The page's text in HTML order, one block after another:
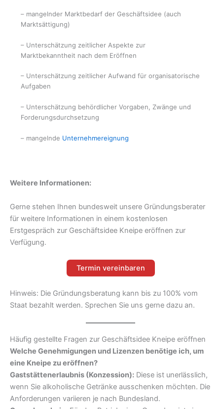
– mangelnder Marktbedarf der Geschäftsidee (auch
Marktsättigung)
– Unterschätzung zeitlicher Aspekte zur
Marktbekanntheit nach dem Eröffnen
– Unterschätzung zeitlicher Aufwand für organisatorische
Aufgaben
– Unterschätzung behördlicher Vorgaben, Zwänge und
Forderungsdurchsetzung
– mangelnde Unternehmereignung
Weitere Informationen:
Gerne stehen Ihnen bundesweit unsere Gründungsberater
für weitere Informationen in einem kostenlosen
Erstgespräch zur Geschäftsidee Kneipe eröffnen zur
Verfügung.
Termin vereinbaren
Hinweis: Die Gründungsberatung kann bis zu 100% vom
Staat bezahlt werden. Sprechen Sie uns gerne dazu an.
Häufig gestellte Fragen zur Geschäftsidee Kneipe eröffnen
Welche Genehmigungen und Lizenzen benötige ich, um
eine Kneipe zu eröffnen?
Gaststättenerlaubnis (Konzession): Diese ist unerlässlich,
wenn Sie alkoholische Getränke ausschenken möchten. Die
Anforderungen variieren je nach Bundesland.